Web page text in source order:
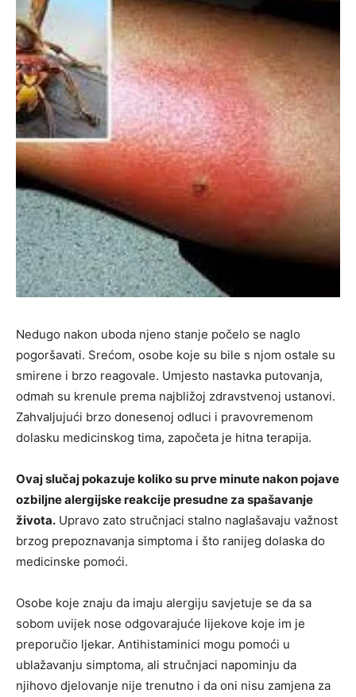
Nedugo nakon uboda njeno stanje počelo se naglo
pogoršavati. Srećom, osobe koje su bile s njom ostale su
smirene i brzo reagovale. Umjesto nastavka putovanja,
odmah su krenule prema najbližoj zdravstvenoj ustanovi.
Zahvaljujući brzo donesenoj odluci i pravovremenom
dolasku medicinskog tima, započeta je hitna terapija.
Ovaj slučaj pokazuje koliko su prve minute nakon pojave
ozbiljne alergijske reakcije presudne za spašavanje
života. Upravo zato stručnjaci stalno naglašavaju važnost
brzog prepoznavanja simptoma i što ranijeg dolaska do
medicinske pomoći.
Osobe koje znaju da imaju alergiju savjetuje se da sa
sobom uvijek nose odgovarajuće lijekove koje im je
preporučio ljekar. Antihistaminici mogu pomoći u
ublažavanju simptoma, ali stručnjaci napominju da
njihovo djelovanje nije trenutno i da oni nisu zamjena za